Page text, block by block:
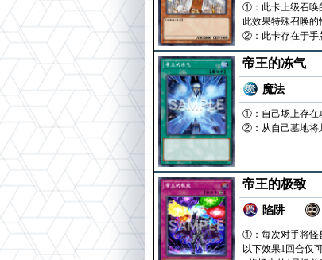
①：此卡上级召唤
此效果特殊召唤的
②：此卡存在于手
帝王的冻气
魔法
①：自己场上存在
②：从自己墓地将
帝王的极致
陷阱
①：每次对手将怪
以下效果1回合仅